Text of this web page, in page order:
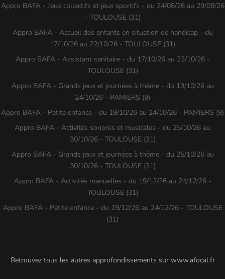
Appro BAFA - Jeux collectifs et jeux sportifs - du 24/08/26 au 29/08/26
- TOULOUSE (31)
Appro BAFA - Accueil des enfants en situation de handicap - du
17/10/26 au 22/10/26 - TOULOUSE (31)
Appro BAFA - Assistant sanitaire - du 17/10/26 au 22/10/26 -
TOULOUSE (31)
Appro BAFA - Grands jeux et journées à thème - du 19/10/26 au
24/10/26 - PAMIERS (9)
Appro BAFA - Petite enfance - du 19/10/26 au 24/10/26 - PAMIERS (9)
Appro BAFA - Activités sonores et musicales - du 25/10/26 au
30/10/26 - TOULOUSE (31)
Appro BAFA - Grands jeux et journées à thème - du 25/10/26 au
30/10/26 - TOULOUSE (31)
Appro BAFA - Activités manuelles - du 19/12/26 au 24/12/26 -
TOULOUSE (31)
Appro BAFA - Petite enfance - du 19/12/26 au 24/12/26 - TOULOUSE
(31)
Retrouvez tous les autres approfondissements sur www.afocal.fr